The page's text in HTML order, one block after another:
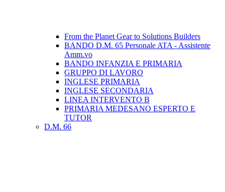
From the Planet Gear to Solutions Builders
BANDO D.M. 65 Personale ATA - Assistente
Amm.vo
BANDO INFANZIA E PRIMARIA
GRUPPO DI LAVORO
INGLESE PRIMARIA
INGLESE SECONDARIA
LINEA INTERVENTO B
PRIMARIA MEDESANO ESPERTO E
TUTOR
D.M. 66